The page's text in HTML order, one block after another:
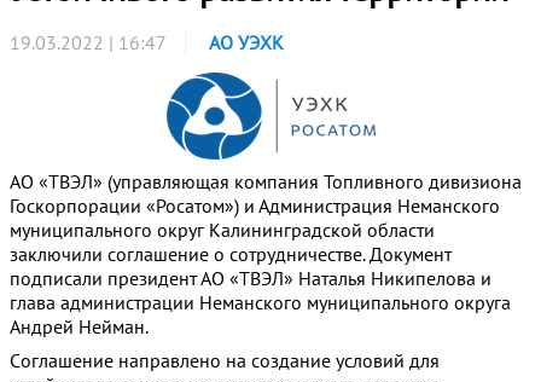
19.03.2022 | 16:47 АО УЭХК
АО «ТВЭЛ» (управляющая компания Топливного дивизиона
Госкорпорации «Росатом») и Администрация Неманского
муниципального округ Калининградской области
заключили соглашение о сотрудничестве. Документ
подписали президент АО «ТВЭЛ» Наталья Никипелова и
глава администрации Неманского муниципального округа
Андрей Нейман.
Cоглашение направлено на создание условий для